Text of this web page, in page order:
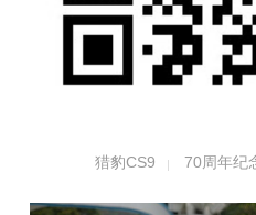
猎豹CS9 70周年纪